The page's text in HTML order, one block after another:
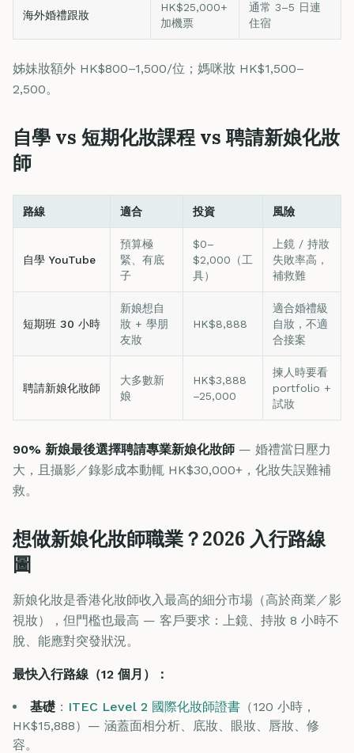
海外婚禮跟妝
HK$25,000+
加機票
通常 3–5 日連
住宿
姊妹妝額外 HK$800–1,500/位；媽咪妝 HK$1,500–
2,500。
自學 vs 短期化妝課程 vs 聘請新娘化妝
師
路線 適合 投資 風險
自學 YouTube
預算極
緊、有底
子
$0–
$2,000（工
具）
上鏡 / 持妝
失敗率高，
補救難
短期班 30 小時
新娘想自
妝 + 學朋
友妝
HK$8,888
適合婚禮級
自妝，不適
合接案
聘請新娘化妝師
大多數新
娘
HK$3,888
–25,000
揀人時要看
portfolio +
試妝
90% 新娘最後選擇聘請專業新娘化妝師 — 婚禮當日壓力
大，且攝影／錄影成本動輒 HK$30,000+，化妝失誤難補
救。
想做新娘化妝師職業？2026 入行路線
圖
新娘化妝是香港化妝師收入最高的細分市場（高於商業／影
視妝），但門檻也最高 — 客戶要求：上鏡、持妝 8 小時不
脫、能應對突發狀況。
最快入行路線（12 個月）：
基礎 ： ITEC Level 2 國際化妝師證書 （120 小時，
HK$15,888）— 涵蓋面相分析、底妝、眼妝、唇妝、修
容。